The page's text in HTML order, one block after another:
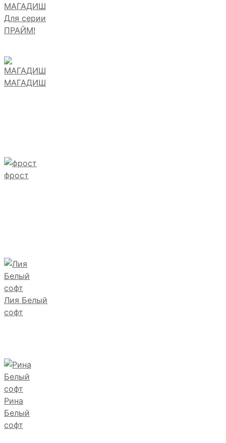
МАГАДИШ
Для серии
ПРАЙМ!
МАГАДИШ
фрост
Лия Белый
софт
Рина
Белый
софт